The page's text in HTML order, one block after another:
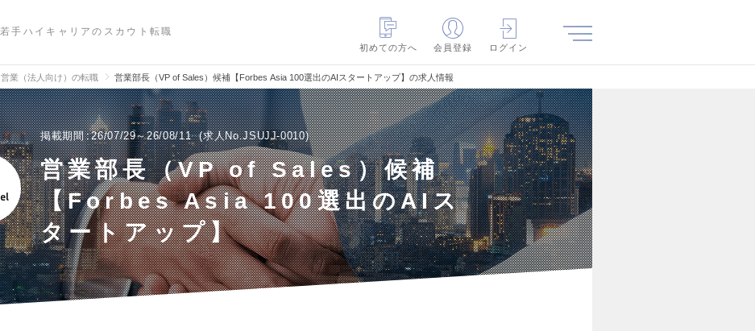
若手ハイキャリアのスカウト転職
初めての方へ
会員登録 ログイン
営業（法人向け）の転職 営業部長（VP of Sales）候補【Forbes Asia 100選出のAIスタートアップ】の求人情報
掲載期間 26/07/29～26/08/11 求人No.JSUJJ-0010
営業部長（VP of Sales）候補
【Forbes Asia 100選出のAIス
タートアップ】